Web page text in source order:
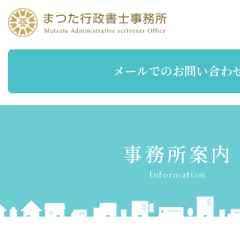
メールでのお問い合わ
事務所案内
Information